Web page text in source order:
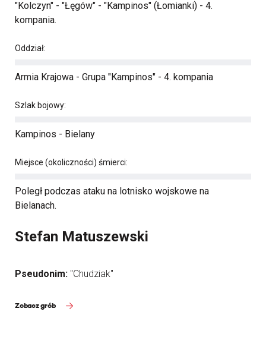
"Kolczyn" - "Łęgów" - "Kampinos" (Łomianki) - 4.
kompania.
Oddział:
Armia Krajowa - Grupa "Kampinos" - 4. kompania
Szlak bojowy:
Kampinos - Bielany
Miejsce (okoliczności) śmierci:
Poległ podczas ataku na lotnisko wojskowe na
Bielanach.
Stefan Matuszewski
Pseudonim: "Chudziak"
Zobacz grób